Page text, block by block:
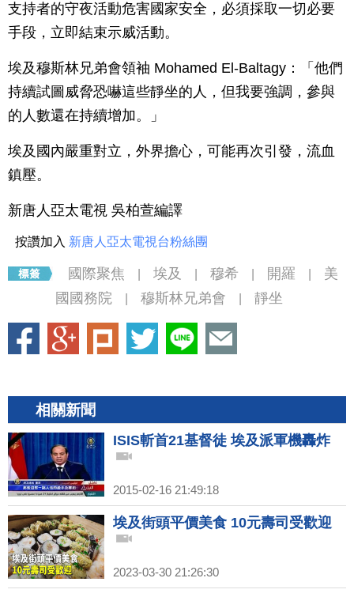
支持者的守夜活動危害國家安全，必須採取一切必要
手段，立即結束示威活動。
埃及穆斯林兄弟會領袖 Mohamed El-Baltagy：「他們
持續試圖威脅恐嚇這些靜坐的人，但我要強調，參與
的人數還在持續增加。」
埃及國內嚴重對立，外界擔心，可能再次引發，流血
鎮壓。
新唐人亞太電視 吳柏萱編譯
按讚加入 新唐人亞太電視台粉絲團
國際聚焦 埃及 穆希 開羅
美
國國務院
穆斯林兄弟會 靜坐
相關新聞
ISIS斬首21基督徒 埃及派軍機轟炸
2015-02-16 21:49:18
埃及街頭平價美食 10元壽司受歡迎
2023-03-30 21:26:30